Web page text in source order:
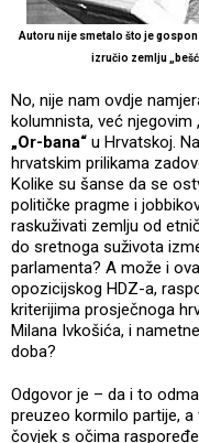
Autoru nije smetalo što je
izručio zemlju
No, nije nam ovdje
kolumnista, već njegovim
„Or-bana“ u Hrvatskoj.
hrvatskim prilikama
Kolike su šanse da se
političke pragme i
raskuživati zemlju od
do sretnoga suživota
parlamenta? A može i
opozicijskog HDZ-a,
kriterijima prosječnoga
Milana Ivkošića, i
doba?
Odgovor je – da i to
preuzeo kormilo partije,
čovjek s očima